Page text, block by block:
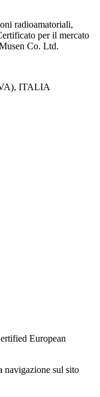
radioamatoriali,
per il mercato
Co. Ltd.
ITALIA
European
navigazione sul sito